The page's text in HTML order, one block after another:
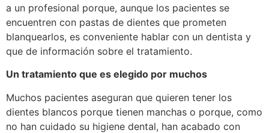
a un profesional porque, aunque los pacientes se
encuentren con pastas de dientes que prometen
blanquearlos, es conveniente hablar con un dentista y
que de información sobre el tratamiento.
Un tratamiento que es elegido por muchos
Muchos pacientes aseguran que quieren tener los
dientes blancos porque tienen manchas o porque, como
no han cuidado su higiene dental, han acabado con